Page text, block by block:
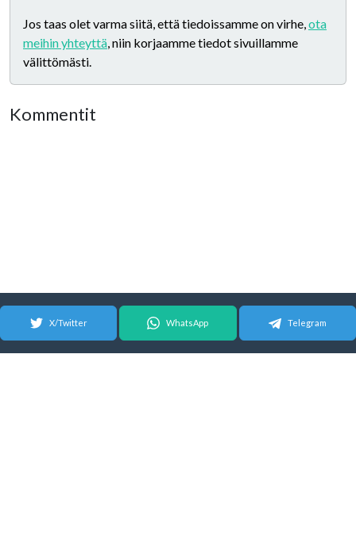
Jos taas olet varma siitä, että tiedoissamme on virhe,ota
meihin yhteyttä, niin korjaamme tiedot sivuillamme
välittömästi.
Kommentit
X/Twitter WhatsApp Telegram